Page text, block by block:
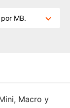
MB.
Macro y